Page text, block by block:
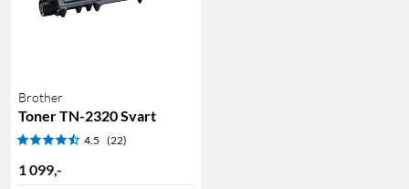
Brother
Toner TN-2320 Svart
4.5 (22)
1 099-